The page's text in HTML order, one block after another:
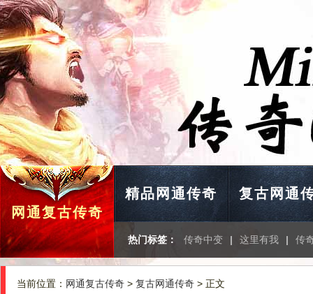
网通复古传奇
精品网通传奇 复古网通
热门标签： 传奇中变 | 这里有我 | 传
当前位置： 网通复古传奇 > 复古网通传奇 > 正文